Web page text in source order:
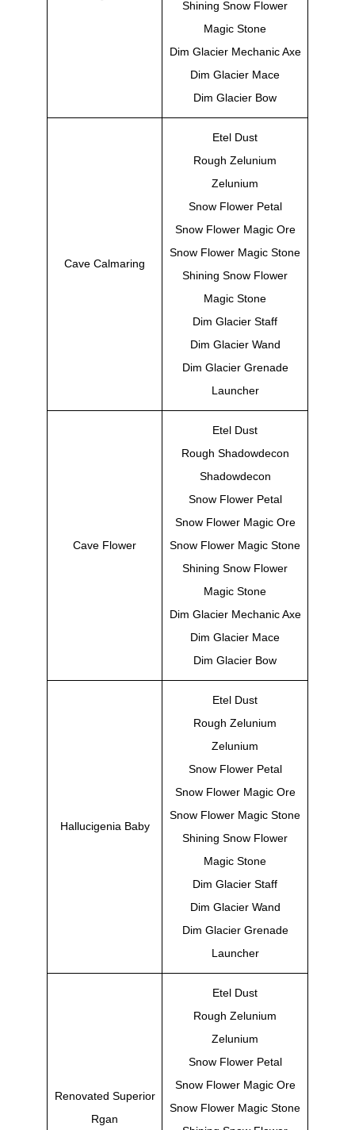
Shining Snow Flower
Magic Stone
Dim Glacier Mechanic Axe
Dim Glacier Mace
Dim Glacier Bow
Cave Calmaring
Etel Dust
Rough Zelunium
Zelunium
Snow Flower Petal
Snow Flower Magic Ore
Snow Flower Magic Stone
Shining Snow Flower
Magic Stone
Dim Glacier Staff
Dim Glacier Wand
Dim Glacier Grenade
Launcher
Cave Flower
Etel Dust
Rough Shadowdecon
Shadowdecon
Snow Flower Petal
Snow Flower Magic Ore
Snow Flower Magic Stone
Shining Snow Flower
Magic Stone
Dim Glacier Mechanic Axe
Dim Glacier Mace
Dim Glacier Bow
Hallucigenia Baby
Etel Dust
Rough Zelunium
Zelunium
Snow Flower Petal
Snow Flower Magic Ore
Snow Flower Magic Stone
Shining Snow Flower
Magic Stone
Dim Glacier Staff
Dim Glacier Wand
Dim Glacier Grenade
Launcher
Renovated Superior
Rgan
Etel Dust
Rough Zelunium
Zelunium
Snow Flower Petal
Snow Flower Magic Ore
Snow Flower Magic Stone